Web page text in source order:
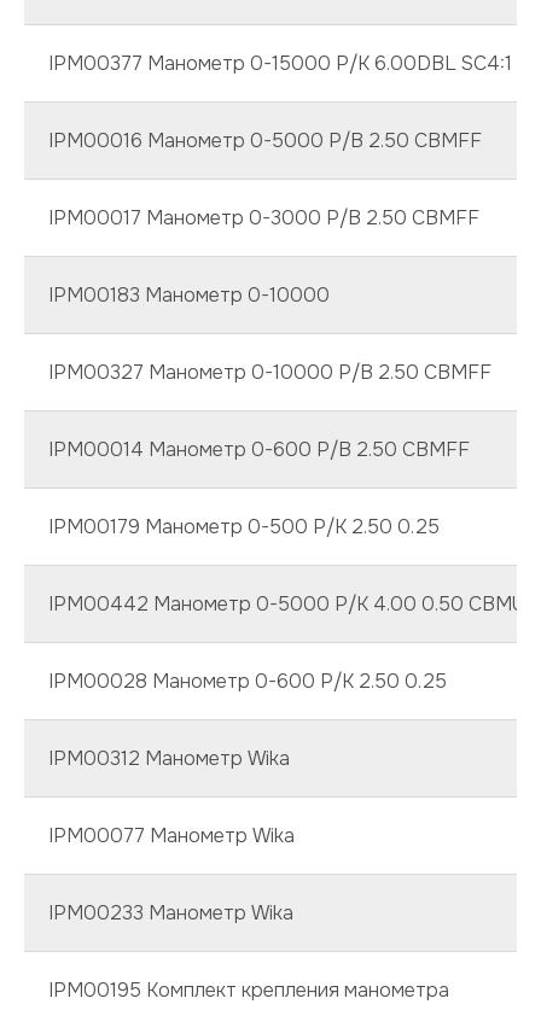
IPM00377 Манометр 0-15000 P/K 6.00DBL SC4:1
IPM00016 Манометр 0-5000 P/B 2.50 CBMFF
IPM00017 Манометр 0-3000 P/B 2.50 CBMFF
IPM00183 Манометр 0-10000
IPM00327 Манометр 0-10000 P/B 2.50 CBMFF
IPM00014 Манометр 0-600 P/B 2.50 CBMFF
IPM00179 Манометр 0-500 P/K 2.50 0.25
IPM00442 Манометр 0-5000 P/K 4.00 0.50 CBMUC
IPM00028 Манометр 0-600 P/K 2.50 0.25
IPM00312 Манометр Wika
IPM00077 Манометр Wika
IPM00233 Манометр Wika
IPM00195 Комплект крепления манометра